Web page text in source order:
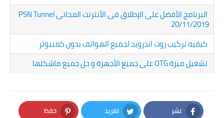
البرنامج الأفضل على الإطلاق فى الأنترنت المجانى PSN Tunnel
20/11/2019
كيفيه تركيب روت اندرويد لجميع الهواتف بدون كمبيوتر
تشغيل ميزة OTG على جميع الأجهزة و حل جميع ماشكلها
نشر تغريد حفظ